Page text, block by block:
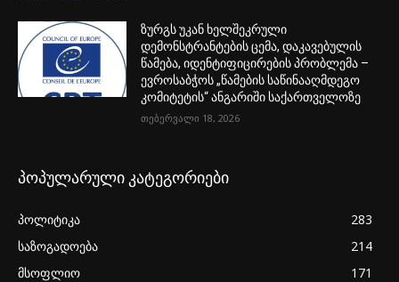
ზურგს უკან ხელშეკრული
დემონსტრანტების ცემა, დაკავებულის
წამება, იდენტიფიცირების პრობლემა –
ევროსაბჭოს „წამების საწინააღმდეგო
კომიტეტის“ ანგარიში საქართველოზე
თებერვალი 18, 2026
პოპულარული კატეგორიები
პოლიტიკა
283
საზოგადოება
214
მსოფლიო
171